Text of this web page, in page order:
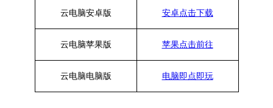
云电脑安卓版 安卓点击下载
云电脑苹果版 苹果点击前往
云电脑电脑版 电脑即点即玩